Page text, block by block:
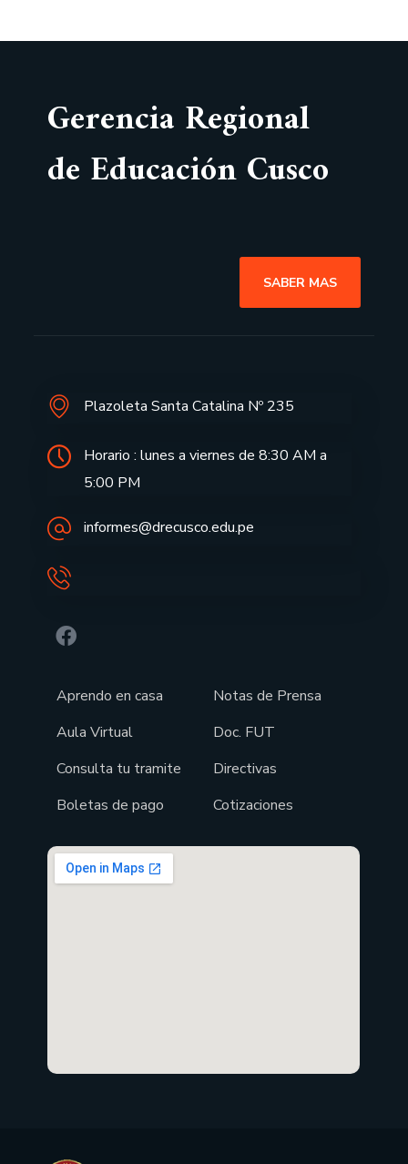
Gerencia Regional
de Educación Cusco
SABER MAS
Plazoleta Santa Catalina Nº 235
Horario : lunes a viernes de 8:30 AM a
5:00 PM
informes@drecusco.edu.pe
Aprendo en casa
Aula Virtual
Consulta tu tramite
Boletas de pago
Notas de Prensa
Doc. FUT
Directivas
Cotizaciones